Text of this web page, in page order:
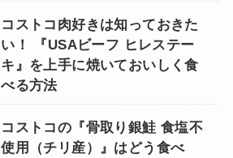
コストコ肉好きは知っておきた
い！ 『USAビーフ ヒレステー
キ』を上手に焼いておいしく食
べる方法
コストコの『骨取り銀鮭 食塩不
使用（チリ産）』はどう食べ